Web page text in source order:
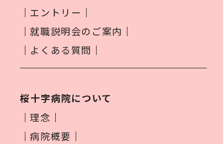
エントリー
就職説明会のご案内
よくある質問
桜十字病院について
理念
病院概要